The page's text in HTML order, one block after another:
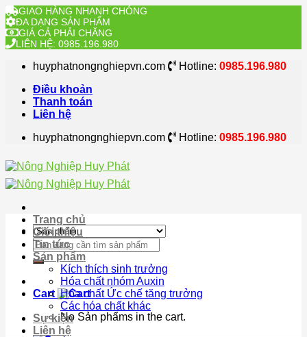
GIAO HÀNG NHANH CHÓNG
ĐA DẠNG SẢN PHẨM
GIÁ CẢ PHẢI CHĂNG
LIÊN HỆ: 0985.196.980
huyphatnongnghiepvn.com Hotline: 0985.196.980
Điều khoản
Thanh toán
Liên hệ
huyphatnongnghiepvn.com
Hotline: 0985.196.980
Search
for:
Cart
No Sản phẩms in the cart.
Trang chủ
Giới thiệu
Tin tức
Sản phẩm
Kích thích sinh trưởng
Hóa chất nhóm Auxin
Hóa chất Ức chế tăng trưởng
Các hóa chất khác
Sự kiện
Liên hệ